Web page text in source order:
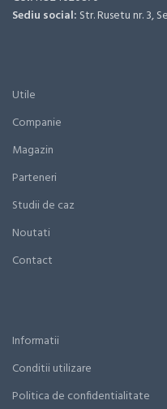
Sediu social: Str. Rusetu nr. 3,
Utile
Companie
Magazin
Parteneri
Studii de caz
Noutati
Contact
Informatii
Conditii utilizare
Politica de confidentialitate